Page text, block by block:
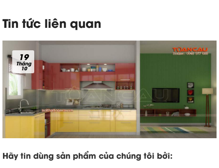
Tin tức liên quan
19
Tháng
10
Hãy tin dùng sản phẩm của chúng tôi bởi: